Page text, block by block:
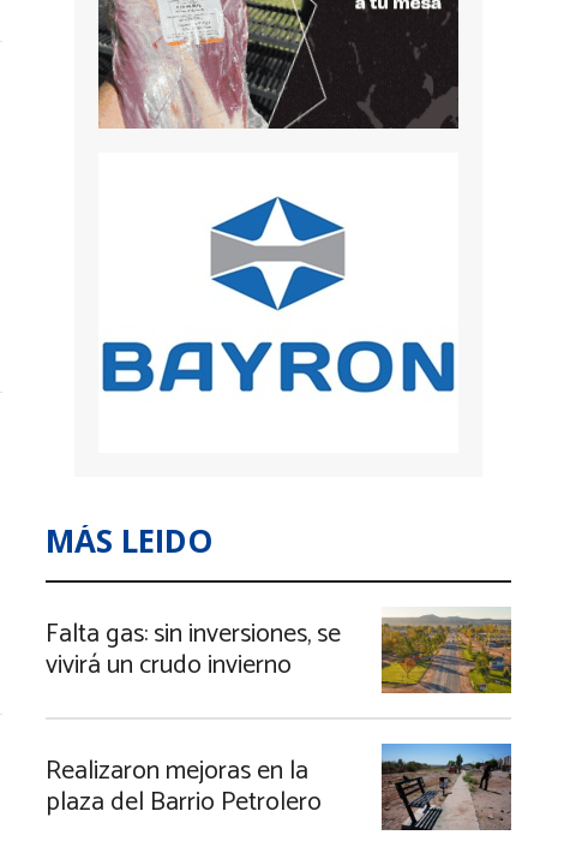
MÁS LEIDO
Falta gas: sin inversiones, se
vivirá un crudo invierno
Realizaron mejoras en la
plaza del Barrio Petrolero